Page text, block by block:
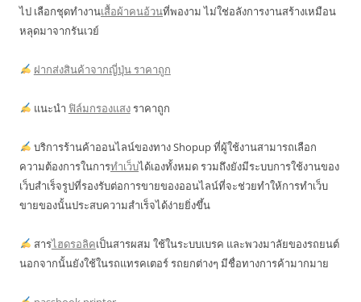
ไป เลือกชุดทำงานเสื้อผ้าคนอ้วนที่พองาม ไม่ใช่อลังการงานสร้างเหมือน
หลุดมาจากรันเวย์
ฝากส่งสินค้าจากญี่ปุ่น ราคาถูก
แนะนำ ฟิล์มกรองแสงราคาถูก
บริการร้านค้าออนไลน์ของทาง Shopup ที่ผู้ใช้งานสามารถเลือก
ความต้องการในการทำเว็บได้เองทั้งหมด รวมถึงยังมีระบบการใช้งานของ
เว็บสำเร็จรูปที่รองรับต่อการขายของออนไลน์ที่จะช่วยทำให้การทำเว็บ
ขายของนั้นประสบความสำเร็จได้ง่ายยิ่งขึ้น
สารไฮดรอลิคเป็นสารผสม ใช้ในระบบเบรค และพวงมาลัยของรถยนต์
นอกจากนั้นยังใช้ในรถแทรคเตอร์ รถยกต่างๆ มีชื่อทางการค้ามากมาย